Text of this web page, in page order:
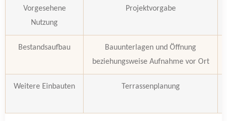
Vorgesehene
Nutzung
Projektvorgabe
Bestandsaufbau
Bauunterlagen und Öffnung
beziehungsweise Aufnahme vor Ort
Weitere Einbauten Terrassenplanung